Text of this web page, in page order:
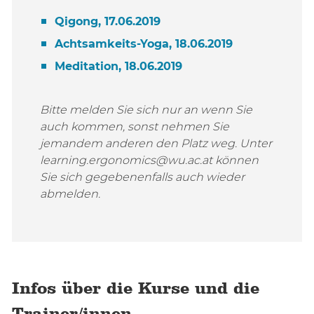
Qigong, 17.06.2019
Achtsamkeits-Yoga, 18.06.2019
Meditation, 18.06.2019
Bitte melden Sie sich nur an wenn Sie
auch kommen, sonst nehmen Sie
jemandem anderen den Platz weg. Unter
learning.ergonomics@wu.ac.at können
Sie sich gegebenenfalls auch wieder
abmelden.
Infos über die Kurse und die